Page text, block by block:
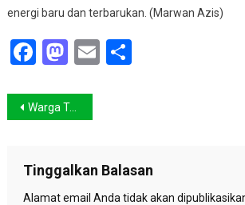
energi baru dan terbarukan. (Marwan Azis)
Facebook
Mastodon
EmailShare
Navigasi
Warga Tepian Hutan Papandayan Kini Bisa Menikmati Biogas
Tinggalkan Balasan
Alamat email Anda tidak akan